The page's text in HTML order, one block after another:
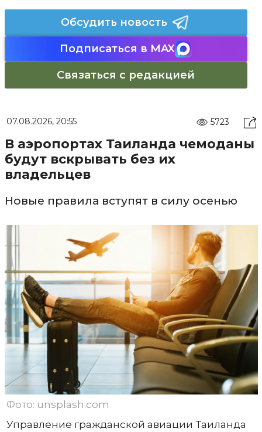
Обсудить новость
Подписаться в MAX
Связаться с редакцией
07.08.2026, 20:55 5723
В аэропортах Таиланда чемоданы
будут вскрывать без их
владельцев
Новые правила вступят в силу осенью
Фото: unsplash.com
Управление гражданской авиации Таиланда